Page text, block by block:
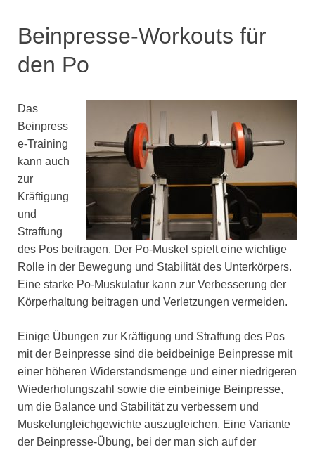
Beinpresse-Workouts für
den Po
Das
Beinpress
e-Training
kann auch
zur
Kräftigung
und
Straffung
des Pos beitragen. Der Po-Muskel spielt eine wichtige
Rolle in der Bewegung und Stabilität des Unterkörpers.
Eine starke Po-Muskulatur kann zur Verbesserung der
Körperhaltung beitragen und Verletzungen vermeiden.
Einige Übungen zur Kräftigung und Straffung des Pos
mit der Beinpresse sind die beidbeinige Beinpresse mit
einer höheren Widerstandsmenge und einer niedrigeren
Wiederholungszahl sowie die einbeinige Beinpresse,
um die Balance und Stabilität zu verbessern und
Muskelungleichgewichte auszugleichen. Eine Variante
der Beinpresse-Übung, bei der man sich auf der